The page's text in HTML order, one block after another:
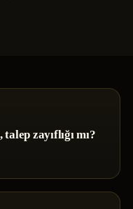
zayıflığı mı?